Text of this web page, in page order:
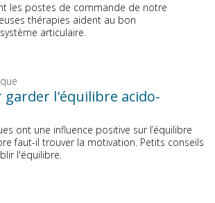
les postes de commande de notre
thérapies aident au bon
articulaire.
l'équilibre acido-
ont une influence positive sur l’équilibre
faut-il trouver la motivation. Petits conseils
l'équilibre.